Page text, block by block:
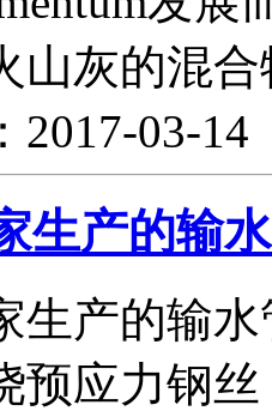
山灰的混
2017-03-
生产的输
生产的输
预应力钢